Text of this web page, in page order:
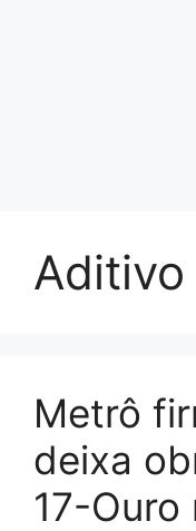
Aditivo
Metrô
deixa
17-Ouro